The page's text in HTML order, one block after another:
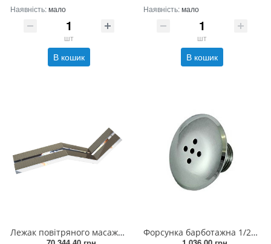
Наявність:мало
шт
В кошик
Наявність:мало
шт
В кошик
Лежак повітряного масажу подвійний, плівка, (AISI 316L)
Форсунка барботажна 1/2" плитка